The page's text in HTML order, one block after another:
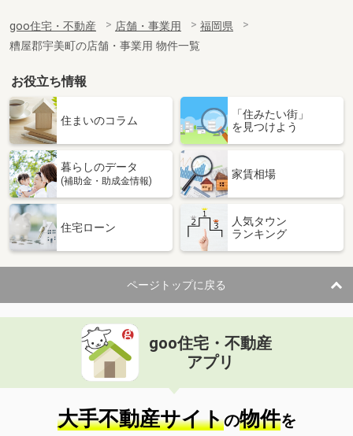
goo住宅・不動産 店舗・事業用
福岡県
糟屋郡宇美町の店舗・事業用 物件一覧
お役立ち情報
住まいのコラム
「住みたい街」
を見つけよう
暮らしのデータ
(補助金・助成金情報)
家賃相場
住宅ローン
人気タウン
ランキング
ページトップに戻る
goo住宅・不動産
アプリ
大手不動産サイトの物件を